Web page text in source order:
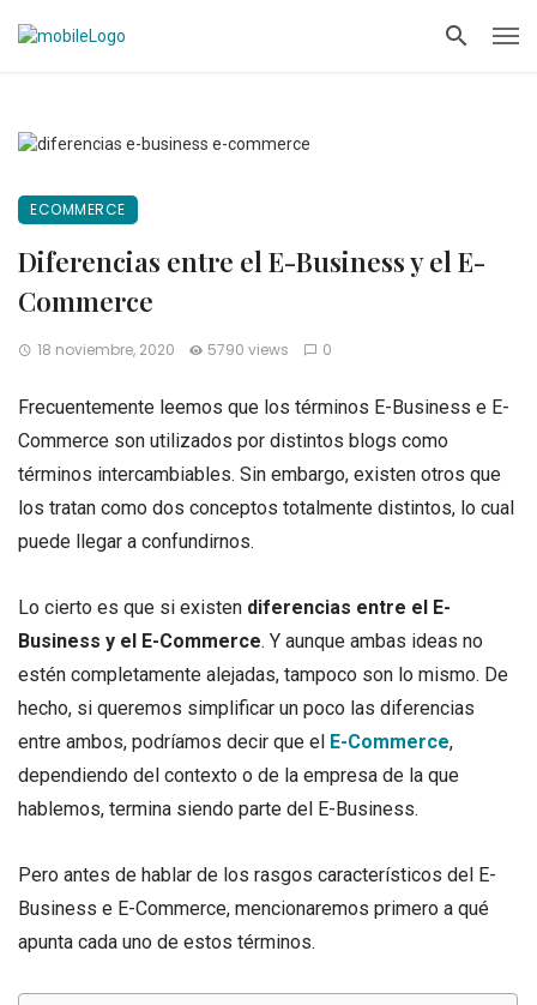
ECOMMERCE
Diferencias entre el E-Business y el E-
Commerce
18 noviembre, 2020 5790 views 0
Frecuentemente leemos que los términos E-Business e E-
Commerce son utilizados por distintos blogs como
términos intercambiables. Sin embargo, existen otros que
los tratan como dos conceptos totalmente distintos, lo cual
puede llegar a confundirnos.
Lo cierto es que si existen diferencias entre el E-
Business y el E-Commerce. Y aunque ambas ideas no
estén completamente alejadas, tampoco son lo mismo. De
hecho, si queremos simplificar un poco las diferencias
entre ambos, podríamos decir que el E-Commerce,
dependiendo del contexto o de la empresa de la que
hablemos, termina siendo parte del E-Business.
Pero antes de hablar de los rasgos característicos del E-
Business e E-Commerce, mencionaremos primero a qué
apunta cada uno de estos términos.